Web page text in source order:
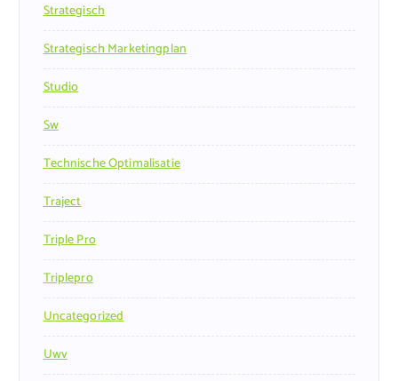
Strategisch
Strategisch Marketingplan
Studio
Sw
Technische Optimalisatie
Traject
Triple Pro
Triplepro
Uncategorized
Uwv